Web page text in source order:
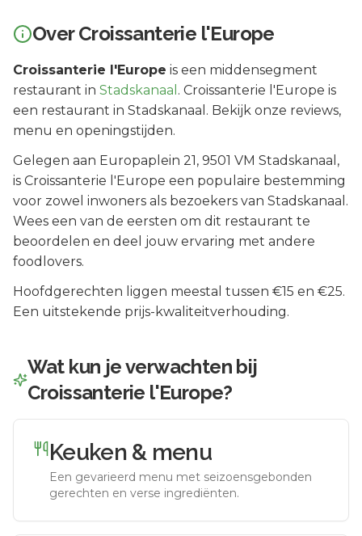
OverCroissanterie l'Europe
Croissanterie l'Europe is een middensegment
restaurant in Stadskanaal . Croissanterie l'Europe is
een restaurant in Stadskanaal. Bekijk onze reviews,
menu en openingstijden.
Gelegen aan Europaplein 21 , 9501 VM Stadskanaal ,
is Croissanterie l'Europe een populaire bestemming
voor zowel inwoners als bezoekers van Stadskanaal .
Wees een van de eersten om dit restaurant te
beoordelen en deel jouw ervaring met andere
foodlovers.
Hoofdgerechten liggen meestal tussen €15 en €25.
Een uitstekende prijs-kwaliteitverhouding.
Wat kun je verwachten bij
Croissanterie l'Europe?
Keuken & menu
Een gevarieerd menu met seizoensgebonden
gerechten en verse ingrediënten.